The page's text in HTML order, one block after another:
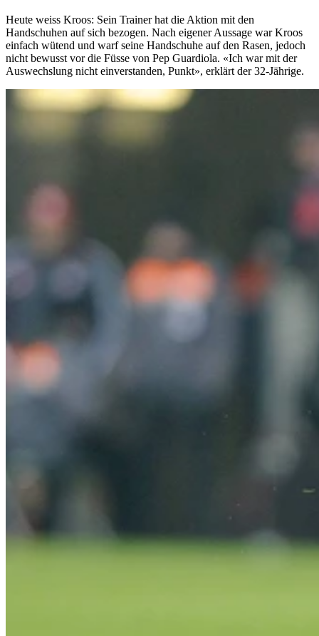
Heute weiss Kroos: Sein Trainer hat die Aktion mit den
Handschuhen auf sich bezogen. Nach eigener Aussage war Kroos
einfach wütend und warf seine Handschuhe auf den Rasen, jedoch
nicht bewusst vor die Füsse von Pep Guardiola. «Ich war mit der
Auswechslung nicht einverstanden, Punkt», erklärt der 32-Jährige.